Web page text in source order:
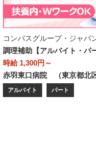
コンパスグループ・ジャ
調理補助【アルバイト・パ
時給 1,300円～
赤羽東口病院 （東京都北
アルバイト パート